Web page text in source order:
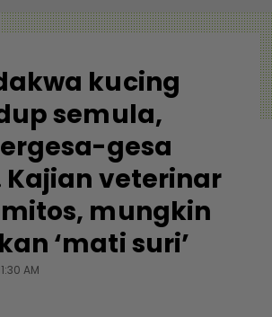
kucing
semula,
gesa
veterinar
mungkin
‘mati suri’
AM